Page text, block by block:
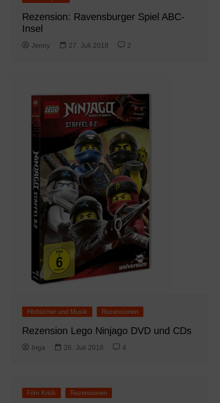
Rezension: Ravensburger Spiel ABC-
Insel
Jenny 27. Juli 2018 2
Hörbücher und Musik Rezensionen
Rezension Lego Ninjago DVD und CDs
Inga 26. Juli 2018 4
Film Kritik Rezensionen